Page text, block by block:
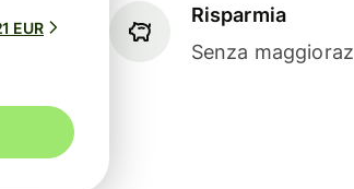
Risparmia
Senza
EUR